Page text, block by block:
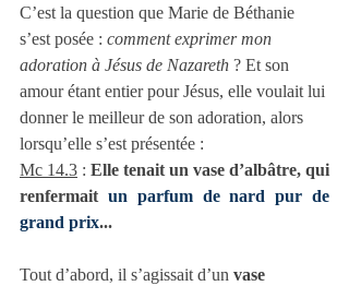
C’est la question que Marie de Béthanie
s’est posée : comment exprimer mon
adoration à Jésus de Nazareth ? Et son
amour étant entier pour Jésus, elle voulait lui
donner le meilleur de son adoration, alors
lorsqu’elle s’est présentée :
Mc 14.3 : Elle tenait un vase d’albâtre, qui
renfermait un parfum de nard pur de
grand prix...
Tout d’abord, il s’agissait d’un vase